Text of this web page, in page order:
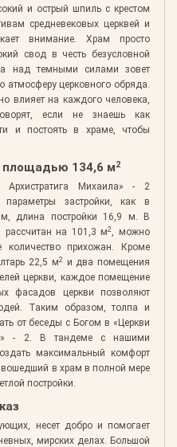
и острый шпиль с крестом
средневековых церквей и
внимание. Храм просто
свод в честь безусловной
над темными силами зовет
атмосферу церковного обряда.
влияет на каждого человека,
если не знаешь как
и постоять в храме, чтобы
площадью 134,6 м2
Архистратига Михаила» - 2
застройки, как в
длина постройки 16,9 м. В
рассчитан на 101,3 м2 , можно
количество прихожан. Кроме
22,5 м2и два помещения
церкви, каждое помещение
фасадов церкви позволяют
Таким образом, толпа и
от беседы с Богом в «Церкви
- 2. В тандеме с нашими
максимальный комфорт
в храм в полной мере
постройки.
несет добро и помогает
мирских делах. Большой